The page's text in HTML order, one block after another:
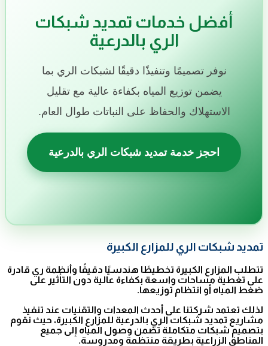
أفضل خدمات تمديد شبكات
الري بالدرعية
نوفر تصميمًا وتنفيذًا دقيقًا لشبكات الري بما
يضمن توزيع المياه بكفاءة عالية مع تقليل
الاستهلاك والحفاظ على النباتات طوال العام.
احجز خدمة تمديد شبكات الري بالدرعية
تمديد شبكات الري للمزارع الكبيرة
تتطلب المزارع الكبيرة تخطيطًا هندسيًا دقيقًا وأنظمة ري قادرة
على تغطية مساحات واسعة بكفاءة عالية دون التأثير على
ضغط المياه أو انتظام توزيعها.
لذلك تعتمد شركتنا على أحدث المعدات والتقنيات عند تنفيذ
مشاريع تمديد شبكات الري بالدرعية للمزارع الكبيرة، حيث نقوم
بتصميم شبكات متكاملة تضمن وصول المياه إلى جميع
المناطق الزراعية بطريقة منتظمة ومدروسة.